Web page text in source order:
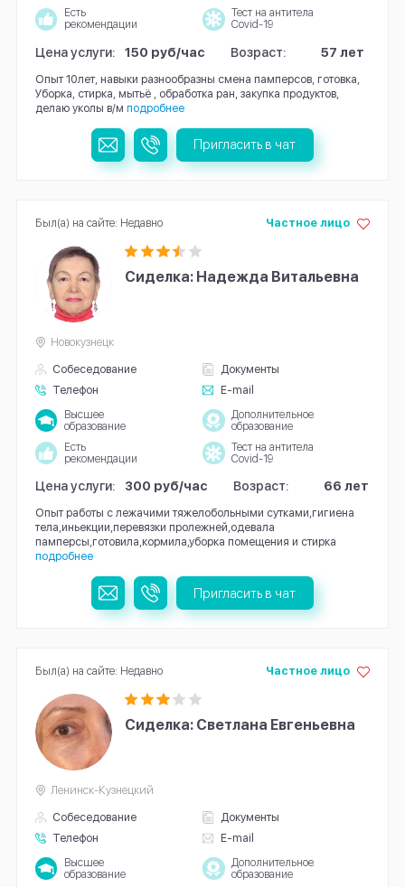
Есть
рекомендации
Тест на антитела
Covid-19
Цена услуги: 150 руб/час Возраст: 57 лет
Опыт 10лет, навыки разнообразны смена памперсов, готовка,
Уборка, стирка, мытьё , обработка ран, закупка продуктов,
делаю уколы в/м подробнее
Пригласить в чат
Сиделка: Надежда Витальевна
Собеседование
Документы
Телефон
E-mail
Частное лицо
Новокузнецк
Высшее
образование
Дополнительное
образование
Есть
рекомендации
Тест на антитела
Covid-19
Цена услуги: 300 руб/час Возраст: 66 лет
Опыт работы с лежачими тяжелобольными сутками,гигиена
тела,иньекции,перевязки пролежней,одевала
памперсы,готовила,кормила,уборка помещения и стирка
подробнее
Был(а) на сайте: Недавно
Пригласить в чат
Сиделка: Светлана Евгеньевна
Собеседование
Документы
Телефон
E-mail
Частное лицо
Ленинск-Кузнецкий
Высшее
образование
Дополнительное
образование
Был(а) на сайте: Недавно